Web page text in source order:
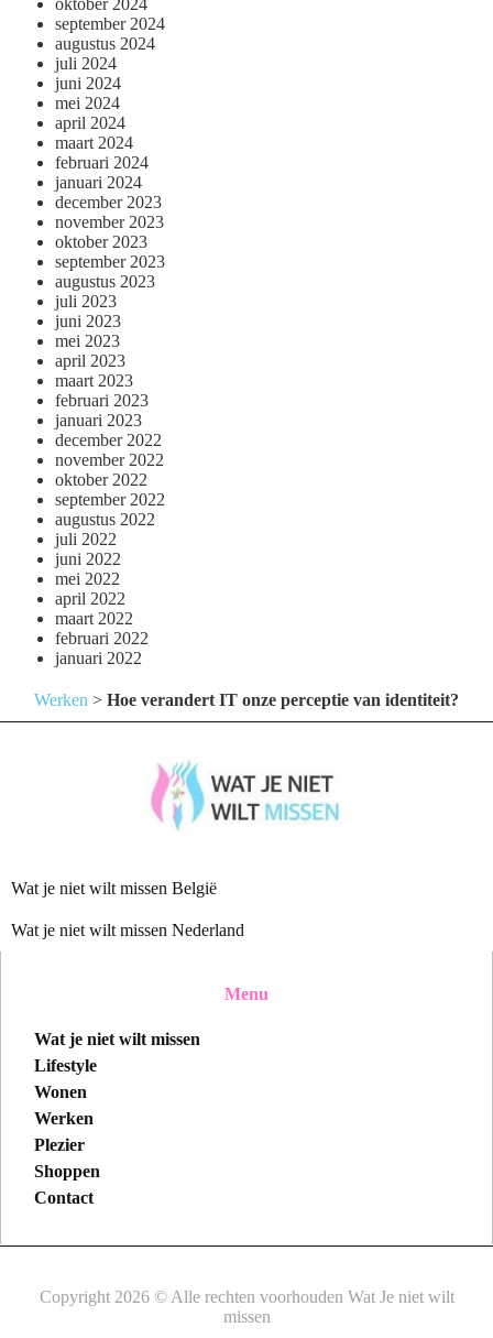
september 2024
augustus 2024
juli 2024
juni 2024
mei 2024
april 2024
maart 2024
februari 2024
januari 2024
december 2023
november 2023
oktober 2023
september 2023
augustus 2023
juli 2023
juni 2023
mei 2023
april 2023
maart 2023
februari 2023
januari 2023
december 2022
november 2022
oktober 2022
september 2022
augustus 2022
juli 2022
juni 2022
mei 2022
april 2022
maart 2022
februari 2022
januari 2022
Werken > Hoe verandert IT onze perceptie van identiteit?
Wat je niet wilt missen België
Wat je niet wilt missen Nederland
Menu
Wat je niet wilt missen
Lifestyle
Wonen
Werken
Plezier
Shoppen
Contact
Copyright 2026 © Alle rechten voorhouden Wat Je niet wilt
missen